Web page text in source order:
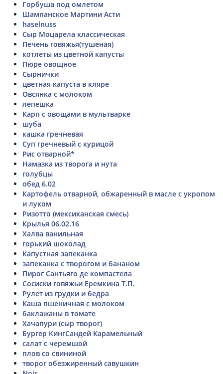
Горбуша под омлетом
Шампанское Мартини Асти
haselnuss
Сыр Моцарела классическая
Печень говяжья(тушеная)
котлеты из цветной капусты
Пюре овощное
Сырнички
цветная капуста в кляре
Овсянка с молоком
лепешка
Карп с овощами в мультварке
шуба
кашка гречневая
Суп гречневый с курицой
Рис отварной*
Намазка из творога и нута
голубцы
обед 6.02
Картофель отварной, обжаренный в масле с укропом
и луком
Ризотто (мексиканская смесь)
Крылья 06.02.16
Халва ванильная
горький шоколад
Капустная запеканка
запеканка с творогом и бананом
Пирог Сантьяго де компастела
Сосиски говяжьи Еремкина Т.П.
Рулет из грудки и бедра
Каша пшеничная с молоком
баклажаны в томате
Хачапури (сыр творог)
Бургер КингСандей Карамельный
салат с черемшой
плов со свининой
творог обезжиренный савушкин